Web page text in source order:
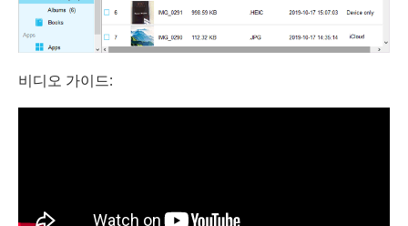
비디오 가이드: